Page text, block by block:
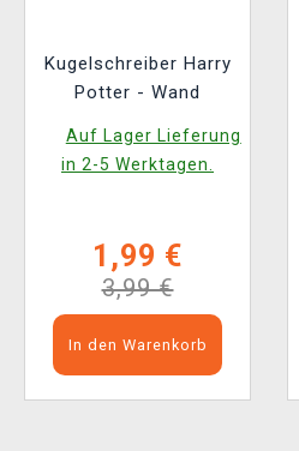
Kugelschreiber Harry
Potter - Wand
Auf Lager Lieferung
in 2-5 Werktagen.
1,99 €
3,99 €
In den Warenkorb